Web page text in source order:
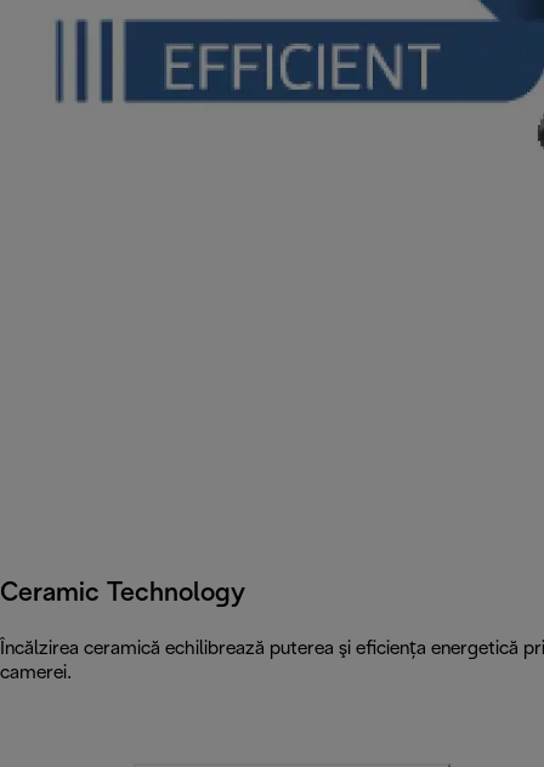
Ceramic Technology
Încălzirea ceramică echilibrează puterea şi eficienţa energetică
camerei.